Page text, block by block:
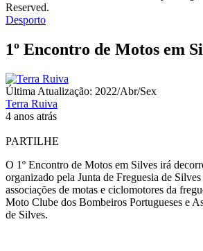
Reserved.
Desporto
1º Encontro de Motos em
Última Atualização: 2022/Abr/Sex
Terra Ruiva
4 anos atrás
PARTILHE
O 1º Encontro de Motos em Silves irá
organizado pela Junta de Freguesia de
associações de motas e ciclomotores da
Moto Clube dos Bombeiros Portugueses e
de Silves.